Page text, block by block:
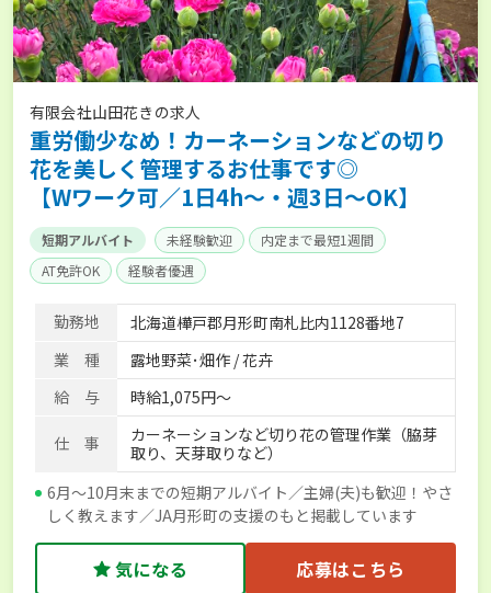
有限会社山田花きの求人
重労働少なめ！カーネーションなどの切り
花を美しく管理するお仕事です◎
【Wワーク可／1日4h～・週3日～OK】
短期アルバイト 未経験歓迎
内定まで最短1週間
AT免許OK
経験者優遇
勤務地
北海道樺戸郡月形町南札比内1128番地7
業 種
露地野菜･畑作 / 花卉
給 与
時給1,075円～
仕 事
カーネーションなど切り花の管理作業（脇芽
取り、天芽取りなど）
6月～10月末までの短期アルバイト／主婦(夫)も歓迎！やさ
しく教えます／JA月形町の支援のもと掲載しています
気になる 応募はこちら